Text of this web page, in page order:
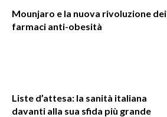
Mounjaro e la nuova rivoluzione dei
farmaci anti-obesità
Liste d’attesa: la sanità italiana
davanti alla sua sfida più grande